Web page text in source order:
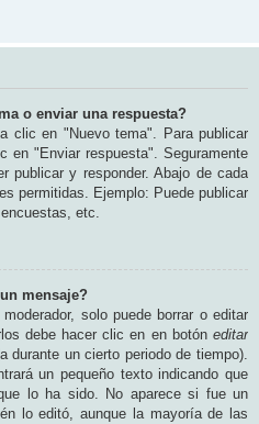
o enviar una respuesta?
clic en "Nuevo tema". Para publicar
en "Enviar respuesta". Seguramente
publicar y responder. Abajo de cada
permitidas. Ejemplo: Puede publicar
etc.
mensaje?
solo puede borrar o editar
debe hacer clic en en botón editar
durante un cierto periodo de tiempo).
un pequeño texto indicando que
lo ha sido. No aparece si fue un
lo editó, aunque la mayoría de las